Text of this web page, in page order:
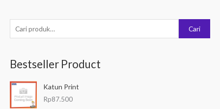
e
c
Cari
Bestseller Product
Katun Print
Rp87.500